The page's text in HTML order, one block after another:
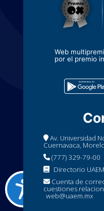
Web
por el premio
Av. Universidad
Cuernavaca,
(777) 329-79-00
Directorio UAEM
Cuenta de
cuestiones
web@uaem.mx